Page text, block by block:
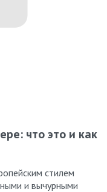
что это и как
стилем
и вычурными